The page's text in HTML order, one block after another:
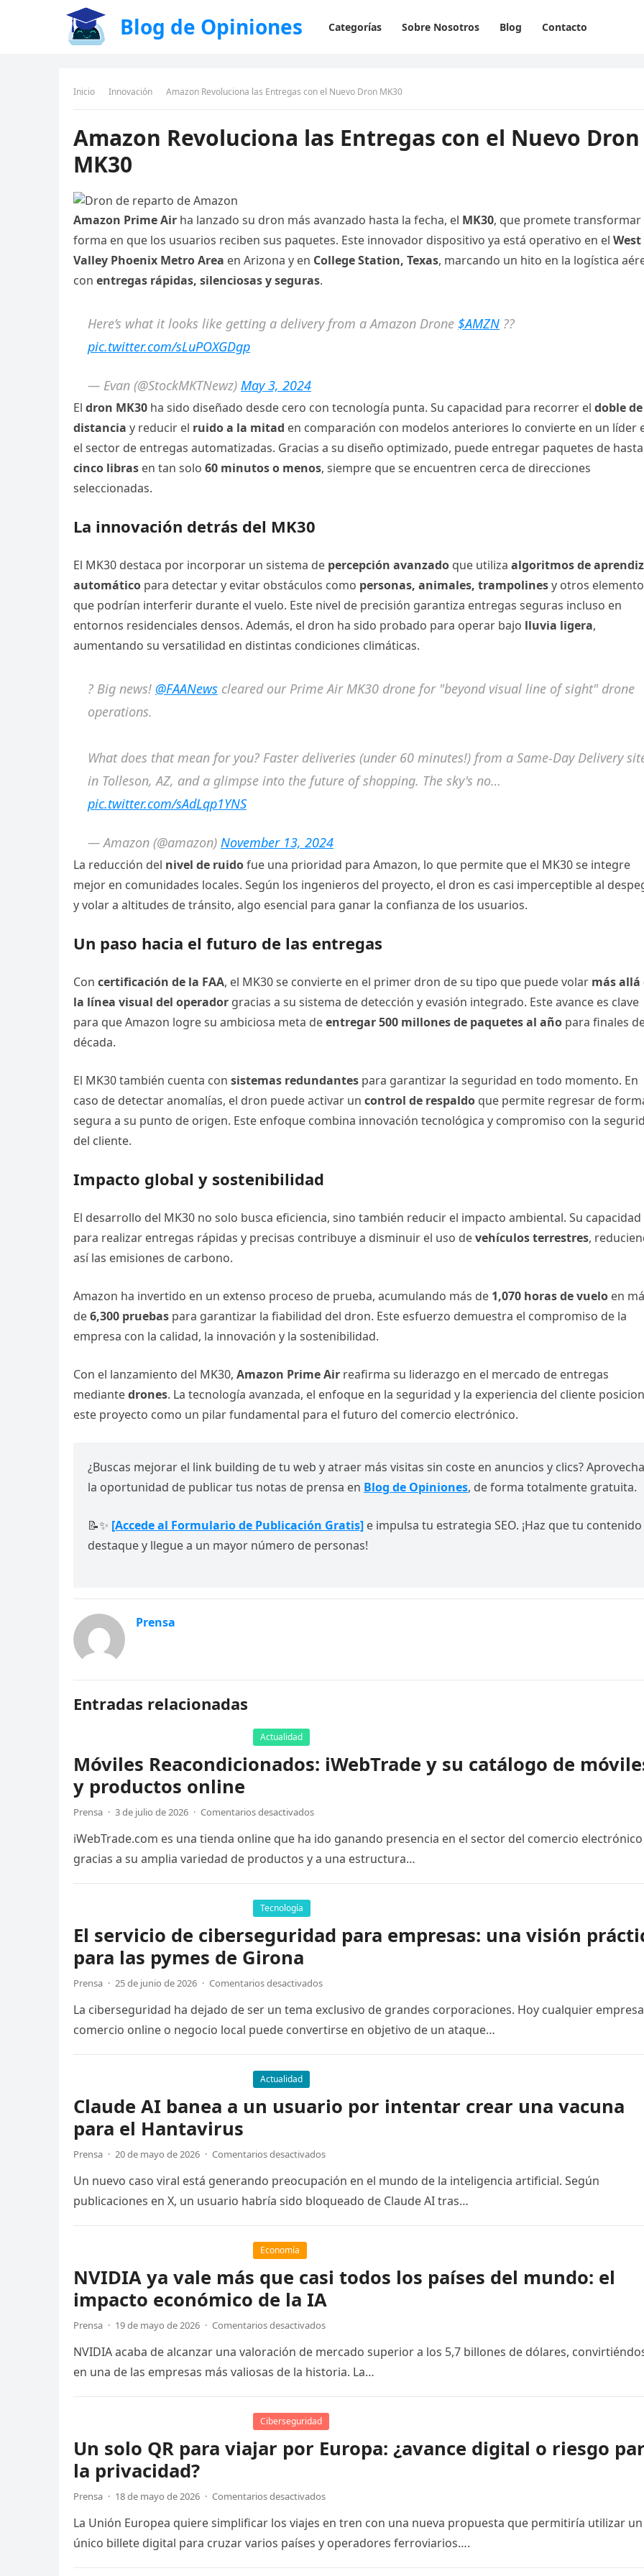
Blog de Opiniones Categorías Sobre Nosotros Blog Contacto
Inicio Innovación Amazon Revoluciona las Entregas con el Nuevo Dron MK30
Amazon Revoluciona las Entregas con el Nuevo Dron
MK30
Amazon Prime Air ha lanzado su dron más avanzado hasta la fecha, el MK30, que promete transformar
forma en que los usuarios reciben sus paquetes. Este innovador dispositivo ya está operativo en el West
Valley Phoenix Metro Area en Arizona y en College Station, Texas, marcando un hito en la logística
con entregas rápidas, silenciosas y seguras.
Here’s what it looks like getting a delivery from a Amazon Drone $AMZN ??
pic.twitter.com/sLuPOXGDgp
— Evan (@StockMKTNewz) May 3, 2024
El dron MK30 ha sido diseñado desde cero con tecnología punta. Su capacidad para recorrer el doble de
distancia y reducir el ruido a la mitad en comparación con modelos anteriores lo convierte en un líder
el sector de entregas automatizadas. Gracias a su diseño optimizado, puede entregar paquetes de hasta
cinco libras en tan solo 60 minutos o menos, siempre que se encuentren cerca de direcciones
seleccionadas.
La innovación detrás del MK30
El MK30 destaca por incorporar un sistema de percepción avanzado que utiliza algoritmos de
automático para detectar y evitar obstáculos como personas, animales, trampolinesy otros
que podrían interferir durante el vuelo. Este nivel de precisión garantiza entregas seguras incluso en
entornos residenciales densos. Además, el dron ha sido probado para operar bajo lluvia ligera,
aumentando su versatilidad en distintas condiciones climáticas.
? Big news! @FAANews cleared our Prime Air MK30 drone for "beyond visual line of sight" drone
operations.
What does that mean for you? Faster deliveries (under 60 minutes!) from a Same-Day Delivery
in Tolleson, AZ, and a glimpse into the future of shopping. The sky's no…
pic.twitter.com/sAdLqp1YNS
— Amazon (@amazon) November 13, 2024
La reducción del nivel de ruidofue una prioridad para Amazon, lo que permite que el MK30 se integre
mejor en comunidades locales. Según los ingenieros del proyecto, el dron es casi imperceptible al
y volar a altitudes de tránsito, algo esencial para ganar la confianza de los usuarios.
Un paso hacia el futuro de las entregas
Con certificación de la FAA, el MK30 se convierte en el primer dron de su tipo que puede volar más allá
la línea visual del operador gracias a su sistema de detección y evasión integrado. Este avance es clave
para que Amazon logre su ambiciosa meta deentregar 500 millones de paquetes al año para finales
década.
El MK30 también cuenta con sistemas redundantes para garantizar la seguridad en todo momento. En
caso de detectar anomalías, el dron puede activar un control de respaldo que permite regresar de
segura a su punto de origen. Este enfoque combina innovación tecnológica y compromiso con la
del cliente.
Impacto global y sostenibilidad
El desarrollo del MK30 no solo busca eficiencia, sino también reducir el impacto ambiental. Su capacidad
para realizar entregas rápidas y precisas contribuye a disminuir el uso devehículos terrestres,
así las emisiones de carbono.
Amazon ha invertido en un extenso proceso de prueba, acumulando más de 1,070 horas de vuelo en
de6,300 pruebas para garantizar la fiabilidad del dron. Este esfuerzo demuestra el compromiso de la
empresa con la calidad, la innovación y la sostenibilidad.
Con el lanzamiento del MK30, Amazon Prime Air reafirma su liderazgo en el mercado de entregas
mediantedrones. La tecnología avanzada, el enfoque en la seguridad y la experiencia del cliente
este proyecto como un pilar fundamental para el futuro del comercio electrónico.
¿Buscas mejorar el link building de tu web y atraer más visitas sin coste en anuncios y clics? Aprovecha
la oportunidad de publicar tus notas de prensa en Blog de Opiniones, de forma totalmente gratuita.
📝✨ [Accede al Formulario de Publicación Gratis] e impulsa tu estrategia SEO. ¡Haz que tu contenido
destaque y llegue a un mayor número de personas!
Prensa
Entradas relacionadas
Actualidad
Móviles Reacondicionados: iWebTrade y su catálogo de
y productos online
Prensa · 3 de julio de 2026 · Comentarios desactivados
iWebTrade.com es una tienda online que ha ido ganando presencia en el sector del comercio electrónico
gracias a su amplia variedad de productos y a una estructura…
Tecnología
El servicio de ciberseguridad para empresas: una visión
para las pymes de Girona
Prensa · 25 de junio de 2026 · Comentarios desactivados
La ciberseguridad ha dejado de ser un tema exclusivo de grandes corporaciones. Hoy cualquier
comercio online o negocio local puede convertirse en objetivo de un ataque…
Actualidad
Claude AI banea a un usuario por intentar crear una vacuna
para el Hantavirus
Prensa · 20 de mayo de 2026 · Comentarios desactivados
Un nuevo caso viral está generando preocupación en el mundo de la inteligencia artificial. Según
publicaciones en X, un usuario habría sido bloqueado de Claude AI tras…
Economía
NVIDIA ya vale más que casi todos los países del mundo: el
impacto económico de la IA
Prensa · 19 de mayo de 2026 · Comentarios desactivados
NVIDIA acaba de alcanzar una valoración de mercado superior a los 5,7 billones de dólares,
en una de las empresas más valiosas de la historia. La…
Ciberseguridad
Un solo QR para viajar por Europa: ¿avance digital o riesgo
la privacidad?
Prensa · 18 de mayo de 2026 · Comentarios desactivados
La Unión Europea quiere simplificar los viajes en tren con una nueva propuesta que permitiría utilizar un
único billete digital para cruzar varios países y operadores ferroviarios….